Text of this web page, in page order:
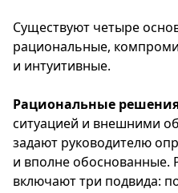
Существуют четыре
рациональные,
и интуитивные.
Рациональные
ситуацией и внешними
задают руководителю
и вполне
включают три подвида: